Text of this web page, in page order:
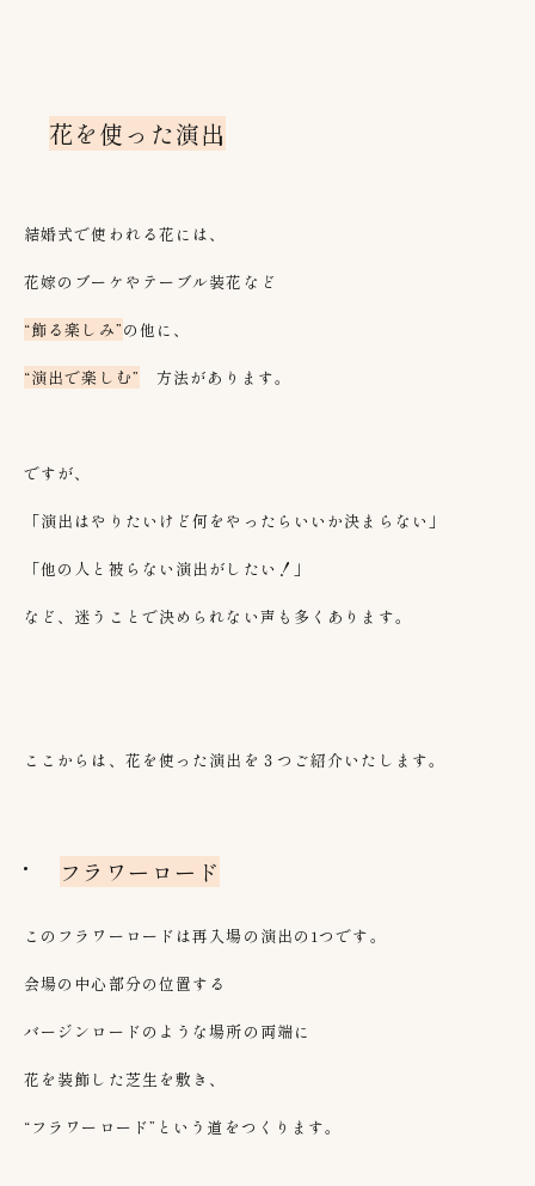
花を使った演出
結婚式で使われる花には、
花嫁のブーケやテーブル装花など
“飾る楽しみ”の他に、
“演出で楽しむ” 方法があります。
ですが、
「演出はやりたいけど何をやったらいいか決まらない」
「他の人と被らない演出がしたい！」
など、迷うことで決められない声も多くあります。
ここからは、花を使った演出を３つご紹介いたします。
フラワーロード
このフラワーロードは再入場の演出の 1つです。
会場の中心部分の位置する
バージンロードのような場所の両端に
花を装飾した芝生を敷き、
“フラワーロード”という道をつくります。